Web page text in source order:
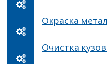
Окраска
Очистка